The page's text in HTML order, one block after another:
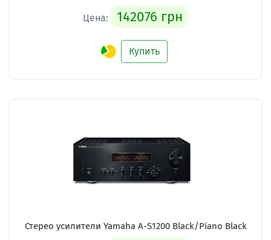
Цена: 142076 грн
Купить
Стерео усилители Yamaha A-S1200 Black/Piano Black